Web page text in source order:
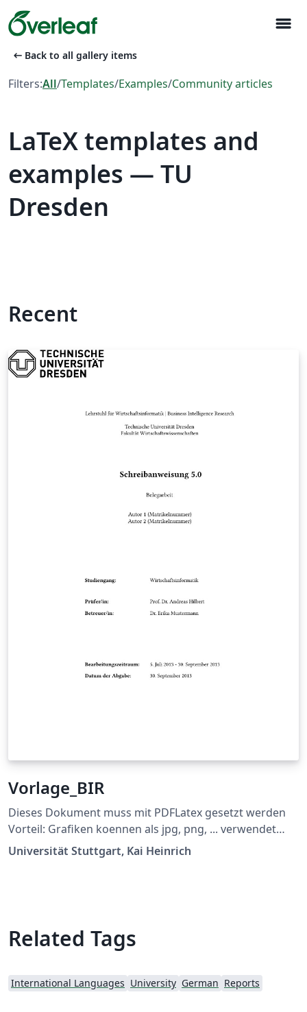
menu
arrow_left_alt Back to all gallery items
Filters:All/Templates/Examples/Community articles
LaTeX templates and
examples — TU
Dresden
Recent
Vorlage_BIR
Dieses Dokument muss mit PDFLatex gesetzt werden
Vorteil: Grafiken koennen als jpg, png, ... verwendet
werden und die Links im Dokument sind auch gleich
richtig Ermöglicht \\ bei der Titelseite (z.B. bei
Universität Stuttgart, Kai Heinrich
Related Tags
International Languages University German Reports